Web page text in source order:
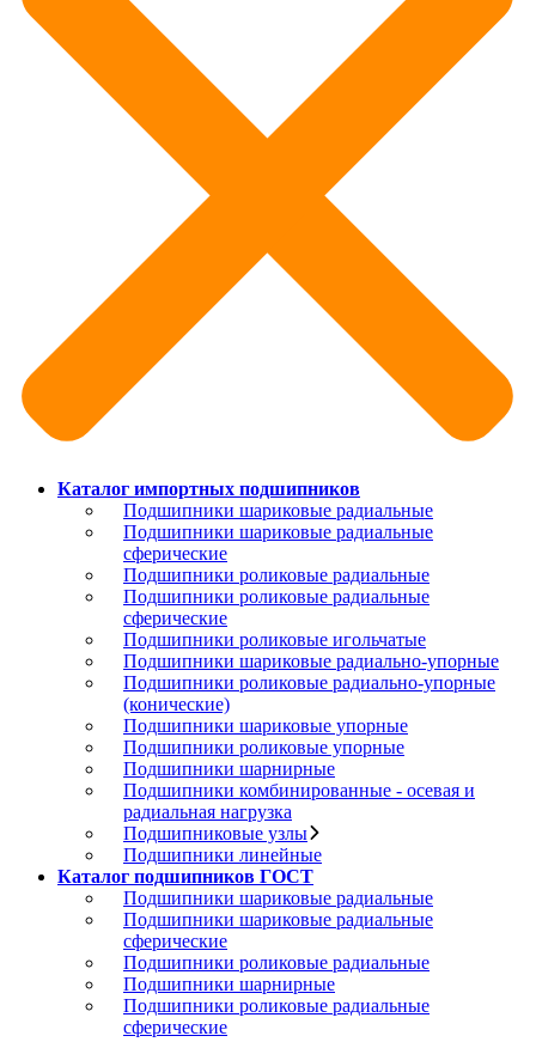
Каталог импортных подшипников
Подшипники шариковые радиальные
Подшипники шариковые радиальные
сферические
Подшипники роликовые радиальные
Подшипники роликовые радиальные
сферические
Подшипники роликовые игольчатые
Подшипники шариковые радиально-упорные
Подшипники роликовые радиально-упорные
(конические)
Подшипники шариковые упорные
Подшипники роликовые упорные
Подшипники шарнирные
Подшипники комбинированные - осевая и
радиальная нагрузка
Подшипниковые узлы
Подшипники линейные
Каталог подшипников ГОСТ
Подшипники шариковые радиальные
Подшипники шариковые радиальные
сферические
Подшипники роликовые радиальные
Подшипники шарнирные
Подшипники роликовые радиальные
сферические